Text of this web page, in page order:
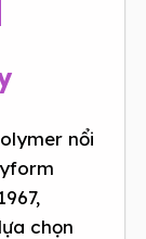
nổi
chọn